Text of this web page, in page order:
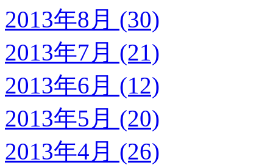
2013年8月 (30)
2013年7月 (21)
2013年6月 (12)
2013年5月 (20)
2013年4月 (26)